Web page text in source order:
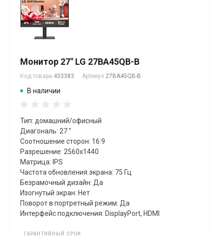
Монитор 27" LG 27BA45QB-B
Код товара 433383 Артикул 27BA45QB-B
В наличии
Тип: домашний/офисный
Диагональ: 27 "
Соотношение сторон: 16:9
Разрешение: 2560x1440
Матрица: IPS
Частота обновления экрана: 75 Гц
Безрамочный дизайн: Да
Изогнутый экран: Нет
Поворот в портретный режим: Да
Интерфейс подключения: DisplayPort, HDMI
ГАРАНТИЙНЫЙ СРОК